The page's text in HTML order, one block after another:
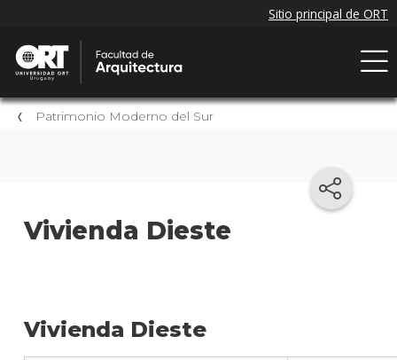
Patrimonio Moderno del Sur
Vivienda Dieste
Vivienda Dieste